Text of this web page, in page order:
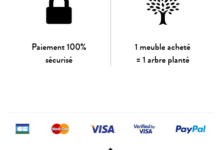
Paiement 100%
sécurisé
1 meuble acheté
= 1 arbre planté